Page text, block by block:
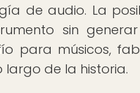
de audio. La
sin
para músicos,
largo de la historia.